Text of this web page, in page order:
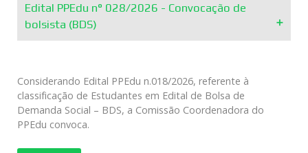
Edital PPEdu n° 028/2026 - Convocação de
bolsista (BDS)
Considerando Edital PPEdu n.018/2026, referente à
classificação de Estudantes em Edital de Bolsa de
Demanda Social – BDS, a Comissão Coordenadora do
PPEdu convoca.